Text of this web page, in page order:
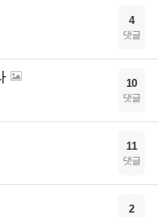
4
댓글
10
댓글
11
댓글
2